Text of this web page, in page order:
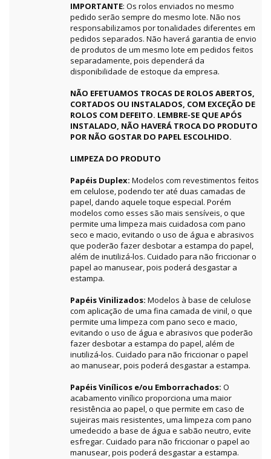
IMPORTANTE: Os rolos enviados no mesmo
pedido serão sempre do mesmo lote. Não nos
responsabilizamos por tonalidades diferentes em
pedidos separados. Não haverá garantia de envio
de produtos de um mesmo lote em pedidos feitos
separadamente, pois dependerá da
disponibilidade de estoque da empresa.
NÃO EFETUAMOS TROCAS DE ROLOS ABERTOS,
CORTADOS OU INSTALADOS, COM EXCEÇÃO DE
ROLOS COM DEFEITO. LEMBRE-SE QUE APÓS
INSTALADO, NÃO HAVERÁ TROCA DO PRODUTO
POR NÃO GOSTAR DO PAPEL ESCOLHIDO.
LIMPEZA DO PRODUTO
Papéis Duplex: Modelos com revestimentos feitos
em celulose, podendo ter até duas camadas de
papel, dando aquele toque especial. Porém
modelos como esses são mais sensíveis, o que
permite uma limpeza mais cuidadosa com pano
seco e macio, evitando o uso de água e abrasivos
que poderão fazer desbotar a estampa do papel,
além de inutilizá-los. Cuidado para não friccionar o
papel ao manusear, pois poderá desgastar a
estampa.
Papéis Vinilizados: Modelos à base de celulose
com aplicação de uma fina camada de vinil, o que
permite uma limpeza com pano seco e macio,
evitando o uso de água e abrasivos que poderão
fazer desbotar a estampa do papel, além de
inutilizá-los. Cuidado para não friccionar o papel
ao manusear, pois poderá desgastar a estampa.
Papéis Vinílicos e/ou Emborrachados: O
acabamento vinílico proporciona uma maior
resistência ao papel, o que permite em caso de
sujeiras mais resistentes, uma limpeza com pano
umedecido a base de água e sabão neutro, evite
esfregar. Cuidado para não friccionar o papel ao
manusear, pois poderá desgastar a estampa.